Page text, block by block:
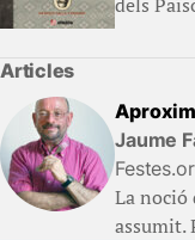
Articles
Jaume
La noció
assumit.